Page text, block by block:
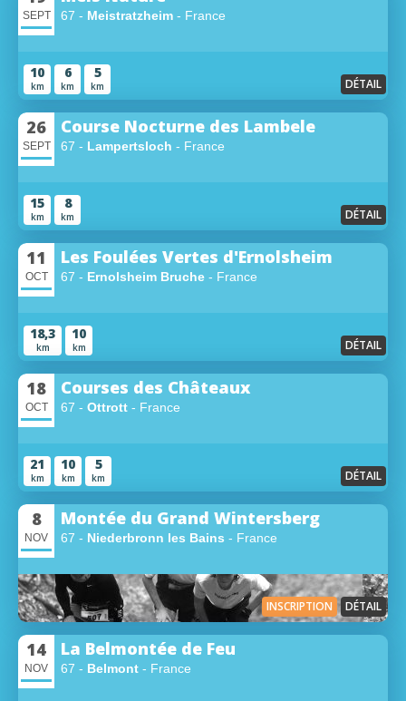
SEPT 67 - Meistratzheim - France
10
km
6
km
5
km DÉTAIL
26
SEPT
Course Nocturne des Lambele
67 - Lampertsloch - France
15
km
8
km DÉTAIL
11
OCT
Les Foulées Vertes d'Ernolsheim
67 - Ernolsheim Bruche - France
18,3
km
10
km DÉTAIL
18
OCT
Courses des Châteaux
67 - Ottrott - France
21
km
10
km
5
km DÉTAIL
8
NOV
Montée du Grand Wintersberg
67 - Niederbronn les Bains - France
INSCRIPTION DÉTAIL
14
NOV
La Belmontée de Feu
67 - Belmont - France